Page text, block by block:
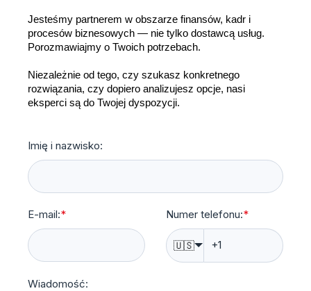
Jesteśmy partnerem w obszarze finansów, kadr i
procesów biznesowych — nie tylko dostawcą usług.
Porozmawiajmy o Twoich potrzebach.
Niezależnie od tego, czy szukasz konkretnego
rozwiązania, czy dopiero analizujesz opcje, nasi
eksperci są do Twojej dyspozycji.
Imię i nazwisko:
E-mail:* Numer telefonu:*
🇺🇸
Wiadomość: